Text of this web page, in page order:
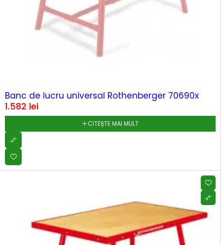
Banc de lucru universal Rothenberger 70690x
1.582 lei
CITEȘTE MAI MULT